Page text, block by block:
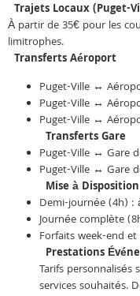
Trajets Locaux (Puget-
À partir de 35€ pour les
limitrophes.
Transferts Aéroport
Puget-Ville ↔
Puget-Ville ↔
Puget-Ville ↔
Transferts Gare
Puget-Ville ↔ Gare
Puget-Ville ↔ Gare
Mise à Disposition
Demi-journée (4h) :
Journée complète
Forfaits week-end
Prestations
Tarifs personnalisés
services souhaités.